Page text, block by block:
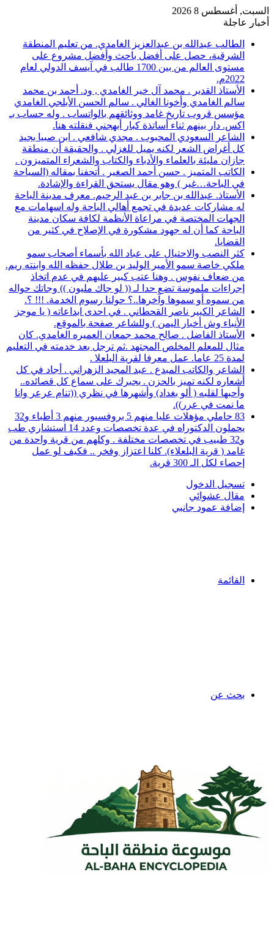
السبت, أغسطس 8 2026
أخبار عاجلة
الطالب عبدالله بن عبدالعزيز الغامدي. من تعليم المنطقة
الشرقية، حصل على أفضل باحث وأفضل مشروع على
مستوى العالم من بين 1700 طالب في آيسف الدولي لعام
2022م.
الأستاذ القدير . محمد آل خير الغامدي , ود. أحمد بن محمد
سالم الغامدي وأخونا الغالي . سالم الحسن الأبلجي الغامدي
مؤسس قروب تاريخ غامد ووثائقهم بالواتساب . وله حساب بـ
اكس. دار بينهم ثناء أساتذة كبار أبهجني فنقلته هنا.
الشاعر السعودي المحبوب . مجدي شافعي . ابن صبيا يجيد
كل أغراض الشعر لكنه يميل للغزلي . والحقيقة أن منطقة
جازان مليئة بالعلماء والأدباء والكتاب والشعراء المتميزون .
الكاتب المتميز . حسن أحمد الصغير . أتحفنا بمقاله (السياحة
في الباحة…غير ) وهو مقال يستحق القراءة والإشادة.
الأستاذ. عبدالله بن جابر بن عبد الرحيم. معرف مدينة الباحة
له مشاركات عديدة في تجمع أهالي الباحة وله اسهامات مع
الجهات المختصة في مراعاة الأنظمة لكافة سكان مدينة
الباحة كما أن له جهود مشكورة في الإصلاح في كثير من
القضايا.
كثر النصب والاحتيال على عباد الله بأسماء أصحاب سمو
ملكي خاصة سمو الأمير الوليد بن طلال حفظه الله وابنته ريم.
من ضعاف نفوس . وهنا عتب كبير عليهم في عدم اتخاذ
إجراءات ملموسة تضع حدا لـ (( لو جاك مليون )) وجاتك حواله
من سموه أو سموها وآخرها..؟ حولنا رسوم الخدمة. !!! ؟.
الشاعر الكبير ناصر القحطاني . في احدى ابداعاته ( يا موجز
الأنباء وش أخبار اليمن ) وللشاعر صفحة بالموقع.
الأستاذ الفاضل . صالح محمد جمعان العميره الغامدي. كان
مثال للمعلم المخلص المجتهد .ثم ترجل بعد خدمته في التعليم
لمدة 25 عاما. عمل معرفا لقرية البلعلا .
الشاعر والكاتب المبدع . عبد المجيد الزهراني . أجاد في كل
أشعاره لكنه تميز بالحزن . يجبرك على سماع كل قصائده..
وأحبها لقلبه ( ألو بغداد) وأشهرها في نظري ((تنام عرعر وانا
ما نمت في عرر)).
83 حاملي مؤهلات عليا منهم 5 بروفسيور منهم 3 أطباء و32
يحملون الدكتوراه في عدة تخصصات وعدد 14 استشاري طب
و32 طبيب في تخصصات مختلفة . وكلهم من قرية واحدة من
غامد ( قرية البلعلاء). كلنا اعتزاز وفخر .. فكيف لو عمل
إحصاء لكل الـ 300 قرية.
تسجيل الدخول
مقال عشوائي
إضافة عمود جانبي
القائمة
بحث عن